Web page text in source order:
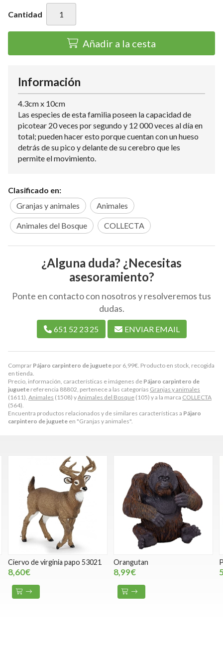
Cantidad
Añadir a la cesta
Comprar Pájaro carpintero de juguete por 6,99€ . Producto en stock, recogida
en tienda.
Precio, información, características e imágenes de Pájaro carpintero de
juguete referencia 88802, pertenece a las categorías Granjas y animales
(1611), Animales (1508) yAnimales del Bosque (105) y a la marca COLLECTA
(564).
Encuentra productos relacionados y de similares características a Pájaro
carpintero de juguete en "Granjas y animales".
Información
4.3cm x 10cm
Las especies de esta familia poseen la capacidad de
picotear 20 veces por segundo y 12 000 veces al día en
total; pueden hacer esto porque cuentan con un hueso
detrás de su pico y delante de su cerebro que les
permite el movimiento.
Clasificado en:
Granjas y animales
Animales
Animales del Bosque COLLECTA
¿Alguna duda? ¿Necesitas
asesoramiento?
Ponte en contacto con nosotros y resolveremos tus
dudas.
651 52 23 25 ENVIAR EMAIL
Ciervo de virginia papo 53021
8,60€
Orangutan
8,99€